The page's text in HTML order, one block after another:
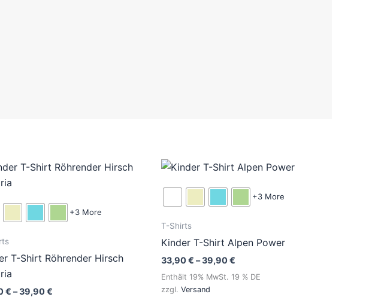
+3 More
T-Shirt Röhrender Hirsch
€ –39,90€
Preisspanne:
33,90 €
Dieses
mehrere
Die
+3 More
T-Shirts
Kinder T-Shirt Alpen Power
33,90€ –39,90€
Preisspanne:
33,90 €
bis
39,90 €
Enthält 19% MwSt. 19 % DE
zzgl. Versand
Dieses
weist
auf.